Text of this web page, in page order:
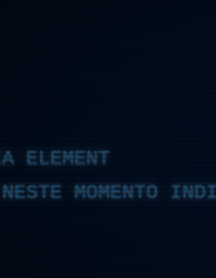
ELEMENT
MOMENTO